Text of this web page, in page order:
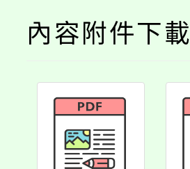
內容附件下載